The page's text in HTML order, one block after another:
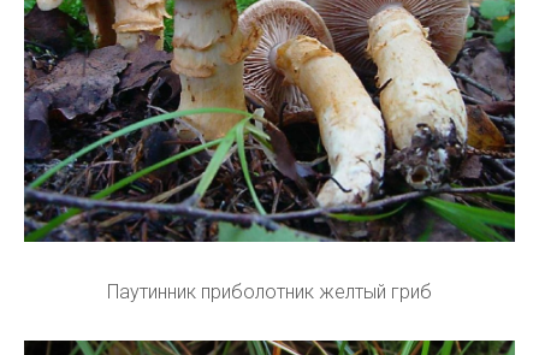
Паутинник приболотник желтый гриб